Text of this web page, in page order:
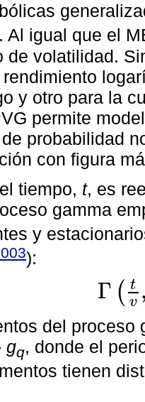
. Al igual que el
de volatilidad.
y otro para la
permite
probabilidad
con figura
tiempo, t, es
gamma
y
):
Γ ( t
v
Γtv 1v v> 0
del proceso
gq, donde el
tienen